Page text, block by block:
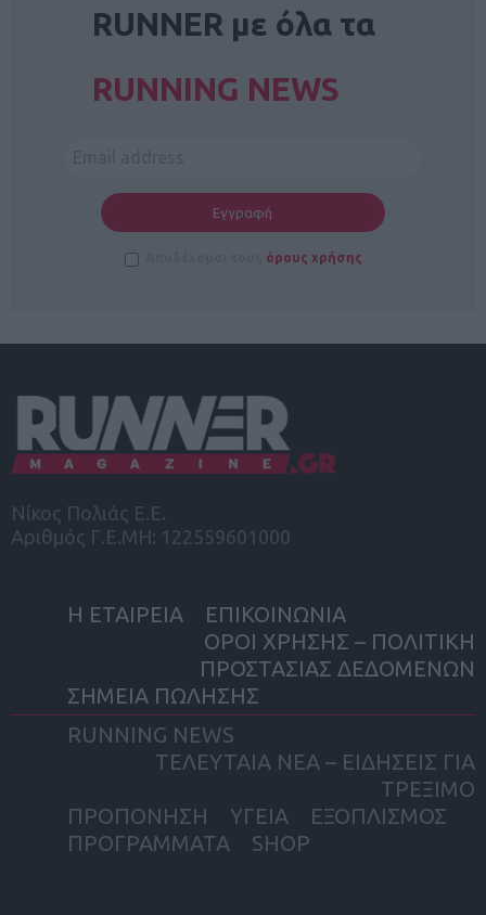
RUNNER με όλα τα
RUNNING NEWS
όρους χρήσης
Νίκος Πολιάς Ε.Ε.
Αριθμός Γ.Ε.ΜΗ: 122559601000
Η ΕΤΑΙΡΕΙΑ
ΕΠΙΚΟΙΝΩΝΙΑ
ΟΡΟΙ ΧΡΗΣΗΣ – ΠΟΛΙΤΙΚΗ
ΠΡΟΣΤΑΣΙΑΣ ΔΕΔΟΜΕΝΩΝ
ΣΗΜΕΙΑ ΠΩΛΗΣΗΣ
RUNNING NEWS
ΤΕΛΕΥΤΑΙΑ ΝΕΑ – ΕΙΔΗΣΕΙΣ ΓΙΑ
ΤΡΕΞΙΜΟ
ΠΡΟΠΟΝΗΣΗ
ΥΓΕΙΑ
ΕΞΟΠΛΙΣΜΟΣ
ΠΡΟΓΡΑΜΜΑΤΑ
SHOP